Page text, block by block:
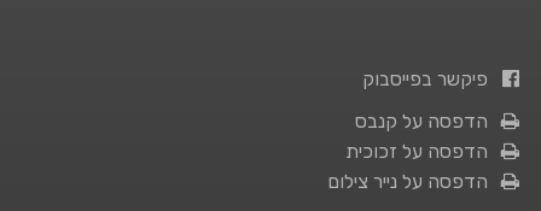
פיקשר בפייסבוק
הדפסה על קנבס
הדפסה על זכוכית
הדפסה על נייר צילום